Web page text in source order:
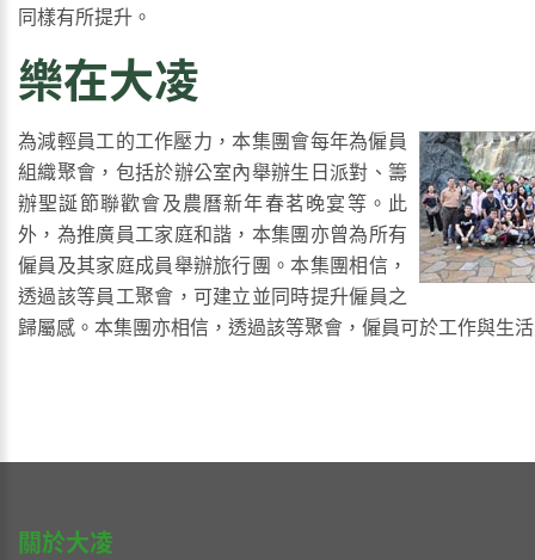
同樣有所提升。
樂在大凌
為減輕員工的工作壓力，本集團會每年為僱員
組織聚會，包括於辦公室內舉辦生日派對、籌
辦聖誕節聯歡會及農曆新年春茗晚宴等。此
外，為推廣員工家庭和諧，本集團亦曾為所有
僱員及其家庭成員舉辦旅行團。本集團相信，
透過該等員工聚會，可建立並同時提升僱員之
歸屬感。本集團亦相信，透過該等聚會，僱員可於工作與生
關於大凌